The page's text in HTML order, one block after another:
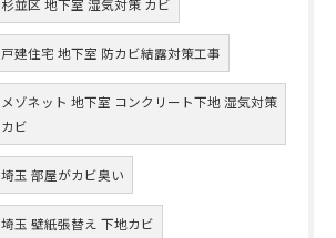
杉並区 地下室 湿気対策 カビ
戸建住宅 地下室 防カビ結露対策工事
メゾネット 地下室 コンクリート下地 湿気対策
カビ
埼玉 部屋がカビ臭い
埼玉 壁紙張替え 下地カビ